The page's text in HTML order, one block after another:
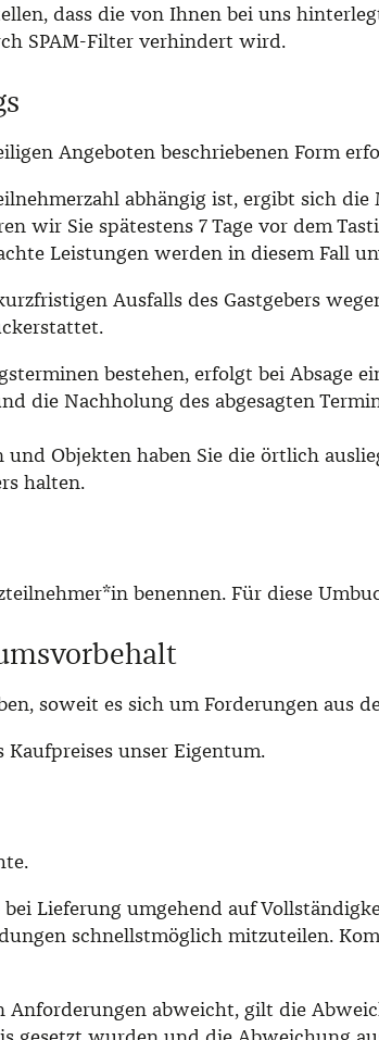
dass die von Ihnen bei uns
SPAM-Filter verhindert wird.
Angeboten beschriebenen Form
abhängig ist, ergibt sich
wir Sie spätestens 7 Tage vor dem
Leistungen werden in diesem Fall
Ausfalls des Gastgebers
bestehen, erfolgt bei Absage
die Nachholung des abgesagten
Objekten haben Sie die örtlich
halten.
benennen. Für diese
soweit es sich um Forderungen aus
unser Eigentum.
Lieferung umgehend auf
schnellstmöglich mitzuteilen.
abweicht, gilt die